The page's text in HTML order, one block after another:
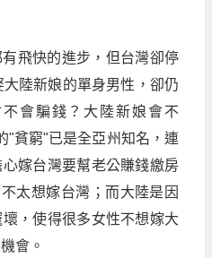
飛快的進步，但台灣卻停
陸新娘的單身男性，卻仍
會騙錢？大陸新娘會不
"貧窮"已是全亞州知名，連
嫁台灣要幫老公賺錢繳房
太想嫁台灣；而大陸是因
，使得很多女性不想嫁大
會。